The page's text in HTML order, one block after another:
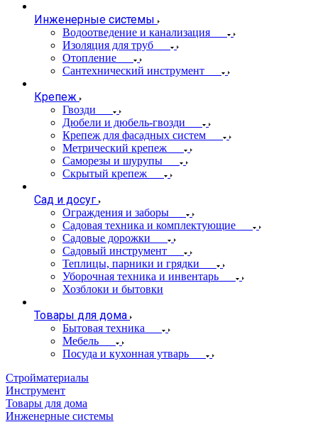
Инженерные системы
Водоотведение и канализация
Изоляция для труб
Отопление
Сантехнический инструмент
Крепеж
Гвозди
Дюбели и дюбель-гвозди
Крепеж для фасадных систем
Метрический крепеж
Саморезы и шурупы
Скрытый крепеж
Сад и досуг
Ограждения и заборы
Садовая техника и комплектующие
Садовые дорожки
Садовый инструмент
Теплицы, парники и грядки
Уборочная техника и инвентарь
Хозблоки и бытовки
Товары для дома
Бытовая техника
Мебель
Посуда и кухонная утварь
Стройматериалы
Инструмент
Товары для дома
Инженерные системы